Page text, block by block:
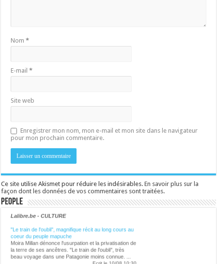
Nom*
E-mail*
Site web
Enregistrer mon nom, mon e-mail et mon site dans le navigateur
pour mon prochain commentaire.
Ce site utilise Akismet pour réduire les indésirables.En savoir plus sur la
façon dont les données de vos commentaires sont traitées.
People
Lalibre.be - CULTURE
"Le train de l'oubli", magnifique récit au long cours au
coeur du peuple mapuche
Moira Millan dénonce l'usurpation et la privatisation de
la terre de ses ancêtres. "Le train de l'oubli", très
beau voyage dans une Patagonie moins connue. ...
Ecrit le 10/08 10:30